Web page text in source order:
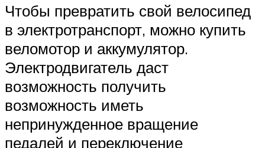
Чтобы превратить свой велосипед
в электротранспорт, можно купить
веломотор и аккумулятор.
Электродвигатель даст
возможность получить
возможность иметь
непринужденное вращение
педалей и переключение